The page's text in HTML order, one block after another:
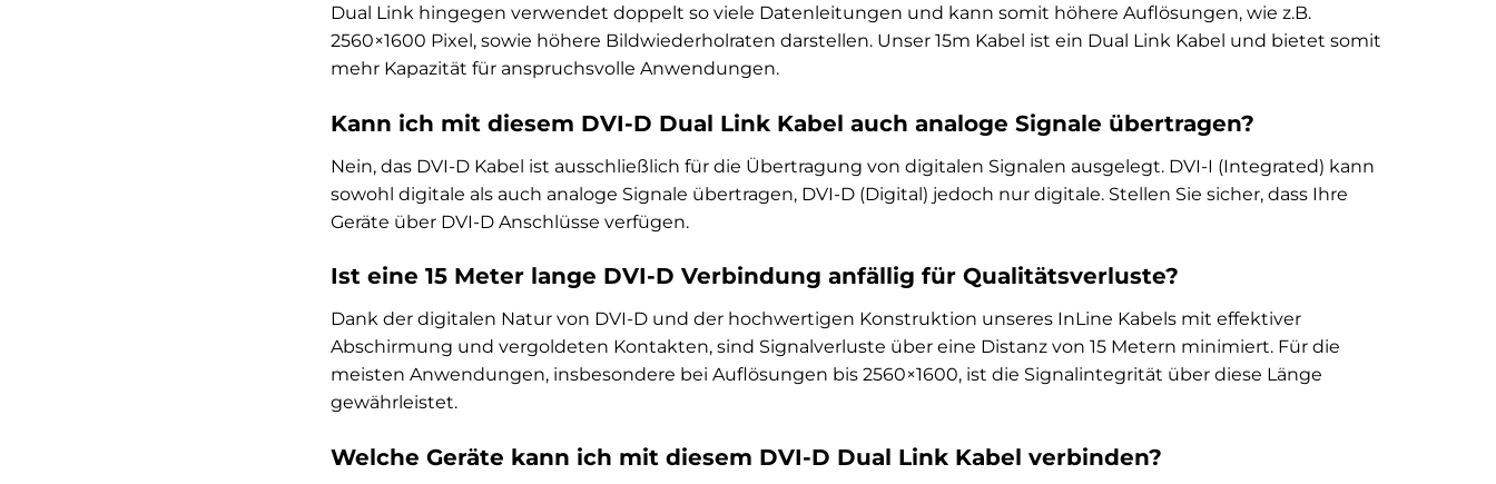
Dual Link hingegen verwendet doppelt so viele Datenleitungen und kann somit höhere Auflösungen, wie z.B.
2560×1600 Pixel, sowie höhere Bildwiederholraten darstellen. Unser 15m Kabel ist ein Dual Link Kabel und bietet somit
mehr Kapazität für anspruchsvolle Anwendungen.
Kann ich mit diesem DVI-D Dual Link Kabel auch analoge Signale übertragen?
Nein, das DVI-D Kabel ist ausschließlich für die Übertragung von digitalen Signalen ausgelegt. DVI-I (Integrated) kann
sowohl digitale als auch analoge Signale übertragen, DVI-D (Digital) jedoch nur digitale. Stellen Sie sicher, dass Ihre
Geräte über DVI-D Anschlüsse verfügen.
Ist eine 15 Meter lange DVI-D Verbindung anfällig für Qualitätsverluste?
Dank der digitalen Natur von DVI-D und der hochwertigen Konstruktion unseres InLine Kabels mit effektiver
Abschirmung und vergoldeten Kontakten, sind Signalverluste über eine Distanz von 15 Metern minimiert. Für die
meisten Anwendungen, insbesondere bei Auflösungen bis 2560×1600, ist die Signalintegrität über diese Länge
gewährleistet.
Welche Geräte kann ich mit diesem DVI-D Dual Link Kabel verbinden?